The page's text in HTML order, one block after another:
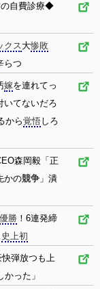
自費診療◆
クス大惨敗
らつ
嫁を連れてっ
いてないだろ
から覚悟しろ
森岡毅「正
かの競争 」潰
優勝 ！6連発締
史上初
弾放つも上
かった」